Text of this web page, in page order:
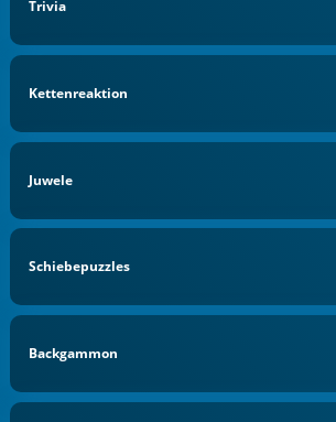
Trivia
Kettenreaktion
Juwele
Schiebepuzzles
Backgammon